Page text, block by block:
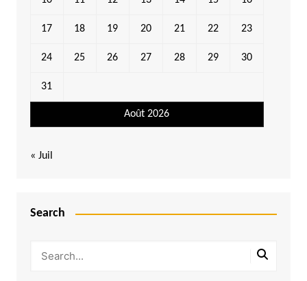
Août 2026
17 18 19 20 21 22 23
24 25 26 27 28 29 30
31
« Juil
Search